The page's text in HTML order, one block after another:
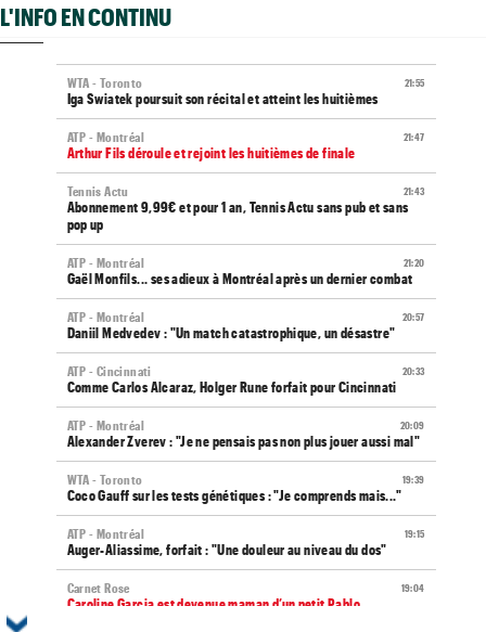
L'INFO EN CONTINU
21:55
WTA - Toronto
Iga Swiatek poursuit son récital et atteint les huitièmes
21:47
ATP - Montréal
Arthur Fils déroule et rejoint les huitièmes de finale
21:43
Tennis Actu
Abonnement 9,99€ et pour 1 an, Tennis Actu sans pub et sans
pop up
21:20
ATP - Montréal
Gaël Monfils... ses adieux à Montréal après un dernier combat
20:57
ATP - Montréal
Daniil Medvedev : "Un match catastrophique, un désastre"
20:33
ATP - Cincinnati
Comme Carlos Alcaraz, Holger Rune forfait pour Cincinnati
20:09
ATP - Montréal
Alexander Zverev : "Je ne pensais pas non plus jouer aussi mal"
19:39
WTA - Toronto
Coco Gauff sur les tests génétiques : "Je comprends mais..."
19:15
ATP - Montréal
Auger-Aliassime, forfait : "Une douleur au niveau du dos"
19:04
Carnet Rose
Caroline Garcia est devenue maman d’un petit Pablo...